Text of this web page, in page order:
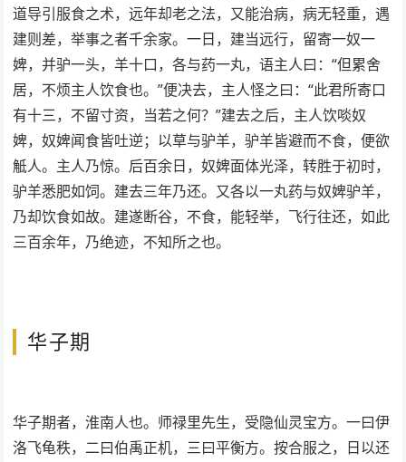
道导引服食之术，远年却老之法，又能治病，病无轻重，遇
建则差，举事之者千余家。一日，建当远行，留寄一奴一
婢，并驴一头，羊十口，各与药一丸，语主人曰：“但累舍
居，不烦主人饮食也。”便决去，主人怪之曰：“此君所寄口
有十三，不留寸资，当若之何？”建去之后，主人饮啖奴
婢，奴婢闻食皆吐逆；以草与驴羊，驴羊皆避而不食，便欲
觝人。主人乃惊。后百余日，奴婢面体光泽，转胜于初时，
驴羊悉肥如饲。建去三年乃还。又各以一丸药与奴婢驴羊，
乃却饮食如故。建遂断谷，不食，能轻举，飞行往还，如此
三百余年，乃绝迹，不知所之也。
华子期
华子期者，淮南人也。师禄里先生，受隐仙灵宝方。一曰伊
洛飞龟秩，二曰伯禹正机，三曰平衡方。按合服之，日以还